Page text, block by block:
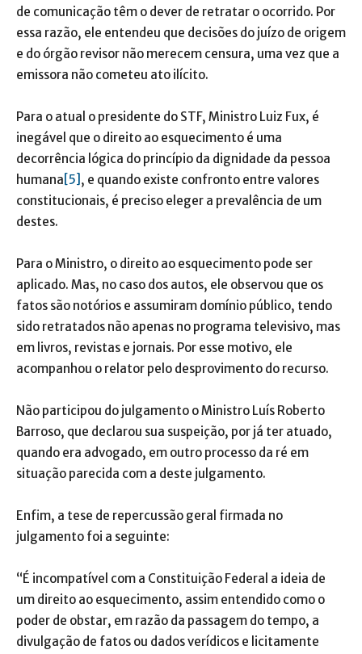
de comunicação têm o dever de retratar o ocorrido. Por
essa razão, ele entendeu que decisões do juízo de origem
e do órgão revisor não merecem censura, uma vez que a
emissora não cometeu ato ilícito.
Para o atual o presidente do STF, Ministro Luiz Fux, é
inegável que o direito ao esquecimento é uma
decorrência lógica do princípio da dignidade da pessoa
humana [5] , e quando existe confronto entre valores
constitucionais, é preciso eleger a prevalência de um
destes.
Para o Ministro, o direito ao esquecimento pode ser
aplicado. Mas, no caso dos autos, ele observou que os
fatos são notórios e assumiram domínio público, tendo
sido retratados não apenas no programa televisivo, mas
em livros, revistas e jornais. Por esse motivo, ele
acompanhou o relator pelo desprovimento do recurso.
Não participou do julgamento o Ministro Luís Roberto
Barroso, que declarou sua suspeição, por já ter atuado,
quando era advogado, em outro processo da ré em
situação parecida com a deste julgamento.
Enfim, a tese de repercussão geral firmada no
julgamento foi a seguinte:
“É incompatível com a Constituição Federal a ideia de
um direito ao esquecimento, assim entendido como o
poder de obstar, em razão da passagem do tempo, a
divulgação de fatos ou dados verídicos e licitamente